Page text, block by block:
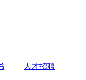
人才招聘